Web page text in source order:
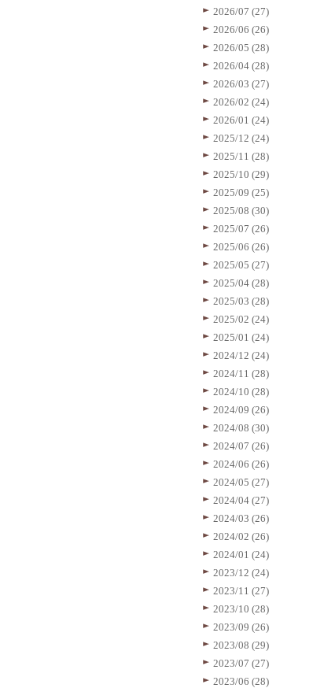
2026/07 (27)
2026/06 (26)
2026/05 (28)
2026/04 (28)
2026/03 (27)
2026/02 (24)
2026/01 (24)
2025/12 (24)
2025/11 (28)
2025/10 (29)
2025/09 (25)
2025/08 (30)
2025/07 (26)
2025/06 (26)
2025/05 (27)
2025/04 (28)
2025/03 (28)
2025/02 (24)
2025/01 (24)
2024/12 (24)
2024/11 (28)
2024/10 (28)
2024/09 (26)
2024/08 (30)
2024/07 (26)
2024/06 (26)
2024/05 (27)
2024/04 (27)
2024/03 (26)
2024/02 (26)
2024/01 (24)
2023/12 (24)
2023/11 (27)
2023/10 (28)
2023/09 (26)
2023/08 (29)
2023/07 (27)
2023/06 (28)